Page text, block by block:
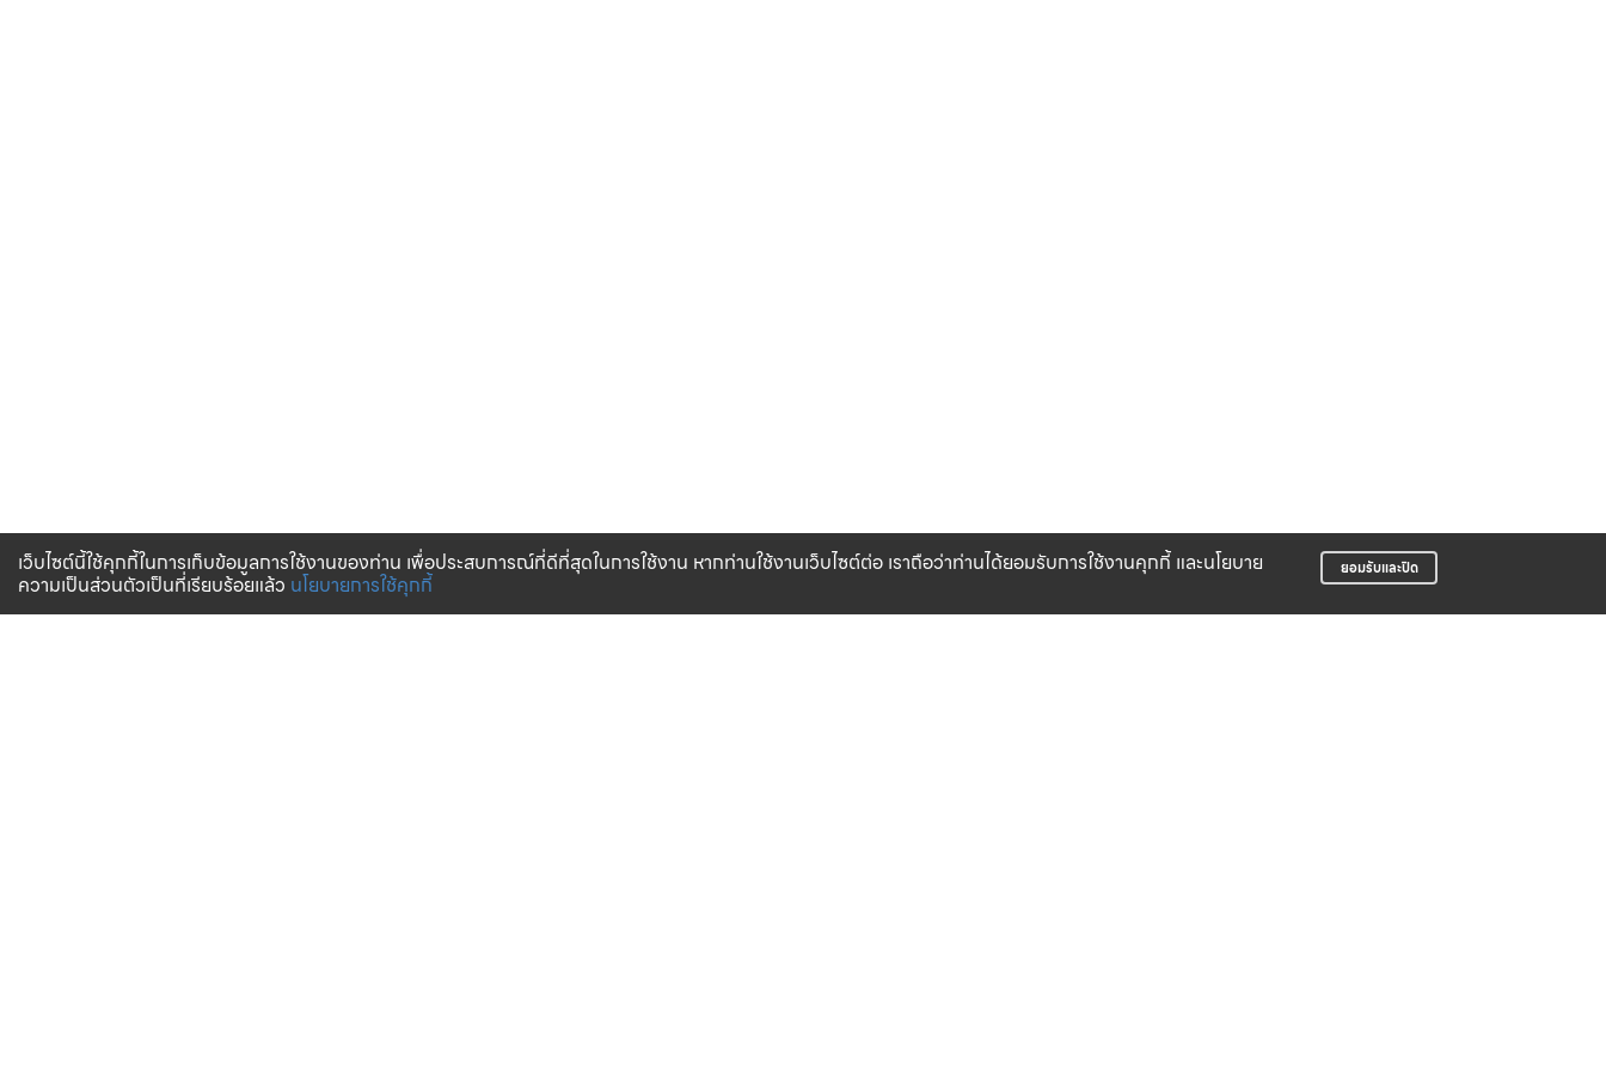
เว็บไซต์นี้ใช้คุกกี้ในการเก็บข้อมูลการใช้งานของท่าน เพื่อประสบการณ์ที่ดีที่สุดในการใช้งาน หากท่านใช้งานเว็บไซต์ต่อ เราถือว่าท่านได้ยอมรับการใช้งานคุกกี้ และนโยบาย
ความเป็นส่วนตัวเป็นที่เรียบร้อยแล้ว นโยบายการใช้คุกกี้
ยอมรับและปิด